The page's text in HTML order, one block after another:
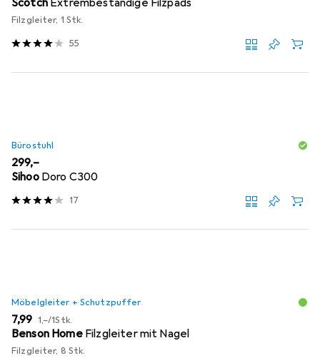
Filzgleiter, 1 Stk.
55
Bürostuhl
EUR
299,–
Sihoo Doro C300
17
Möbelgleiter + Schutzpuffer
EUR
7,99 EUR
1,–/1Stk.
Benson Home Filzgleiter mit Nagel
Filzgleiter, 8 Stk.